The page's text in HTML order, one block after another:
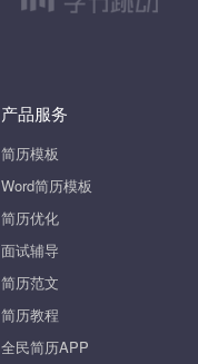
产品服务
简历模板
Word简历模板
简历优化
面试辅导
简历范文
简历教程
全民简历APP